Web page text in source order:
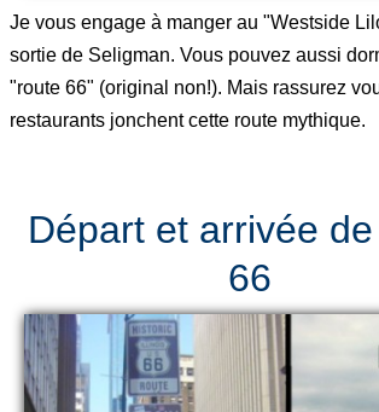
Je vous engage à manger au "Westside
sortie de Seligman. Vous pouvez aussi
"route 66" (original non!). Mais rassurez
restaurants jonchent cette route mythique.
Départ et arrivée
66